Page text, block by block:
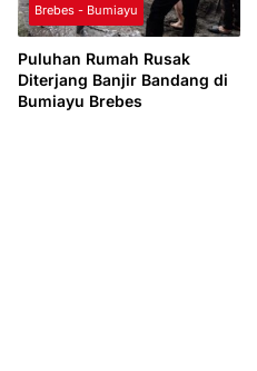
Brebes - Bumiayu
Puluhan Rumah Rusak
Diterjang Banjir Bandang di
Bumiayu Brebes